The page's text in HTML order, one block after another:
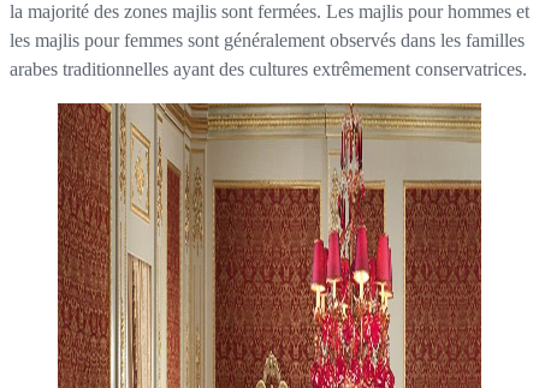
la majorité des zones majlis sont fermées. Les majlis pour hommes et
les majlis pour femmes sont généralement observés dans les familles
arabes traditionnelles ayant des cultures extrêmement conservatrices.